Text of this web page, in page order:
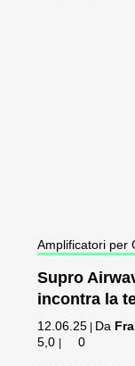
Amplificatori per
Supro
incontra la
12.06.25 Da
5,0
0